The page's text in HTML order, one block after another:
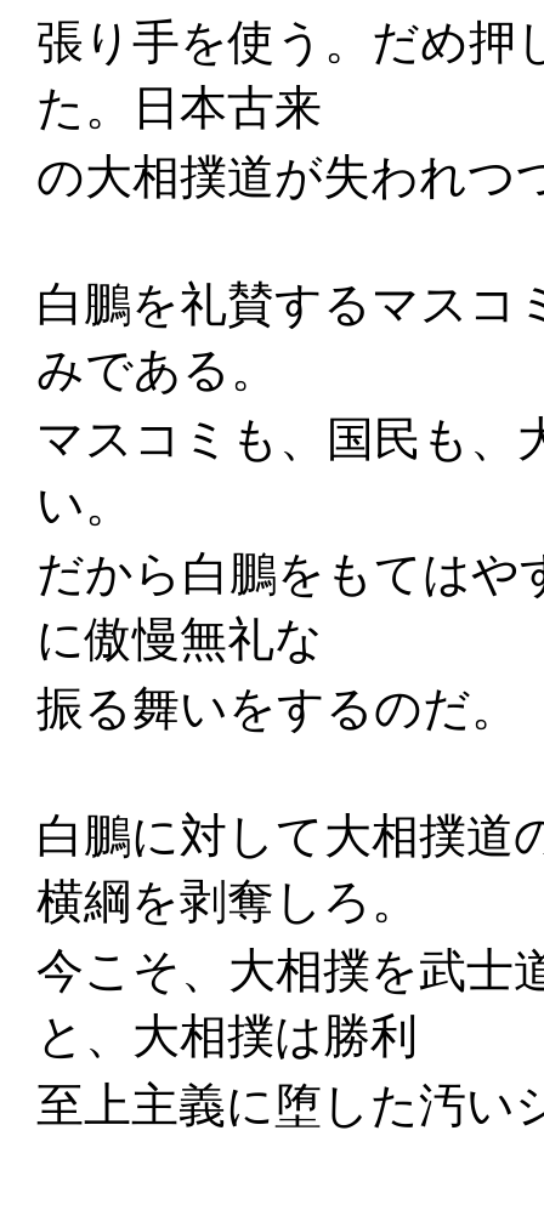
張り手を使う。だめ押
た。日本古来
の大相撲道が失われつ
白鵬を礼賛するマスコ
みである。
マスコミも、国民も、
い。
だから白鵬をもてはや
に傲慢無礼な
振る舞いをするのだ。
白鵬に対して大相撲道
横綱を剥奪しろ。
今こそ、大相撲を武士
と、大相撲は勝利
至上主義に堕した汚い